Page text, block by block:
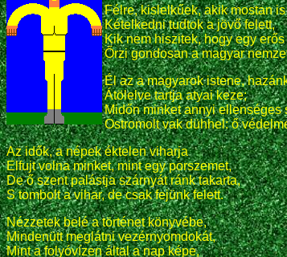
Félre, kislelkűek, akik mostan
Kételkedni tudtok a jövő felett,
Kik nem hiszitek, hogy egy
Őrzi gondosan a magyar
Él az a magyarok istene,
Átölelve tartja atyai keze;
Midőn minket annyi ellenséges
Ostromolt vak dühhel: ő
Az idők, a népek éktelen viharja
Elfujt volna minket, mint egy porszemet,
De ő szent palástja szárnyát ránk takarta,
S tombolt a vihar, de csak fejünk felett.
Nézzetek belé a történet könyvébe,
Mindenütt meglátni vezérnyomdokát,
Mint a folyóvízen által a nap képe,